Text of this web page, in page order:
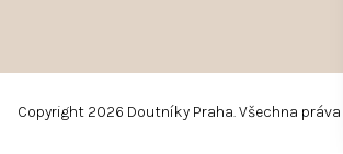
Copyright 2026 Doutníky Praha. Všechna práva